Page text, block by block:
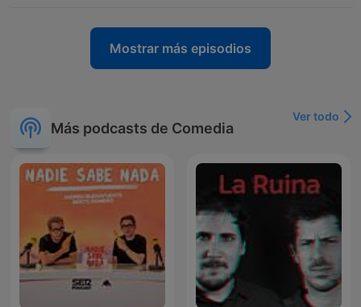
Mostrar más episodios
Más podcasts de Comedia
Ver todo